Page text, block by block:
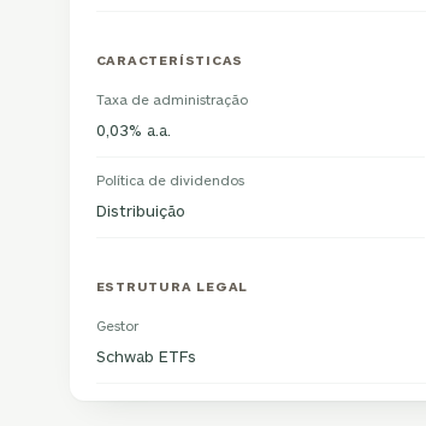
CARACTERÍSTICAS
Taxa de administração
0,03% a.a.
Política de dividendos
Distribuição
ESTRUTURA LEGAL
Gestor
Schwab ETFs